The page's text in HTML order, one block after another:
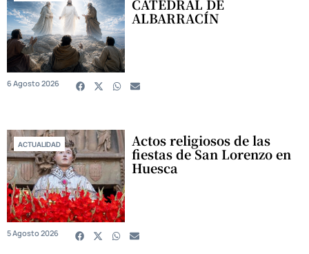
CATEDRAL DE
ALBARRACÍN
6 Agosto 2026
ACTUALIDAD Actos religiosos de las
fiestas de San Lorenzo en
Huesca
5 Agosto 2026